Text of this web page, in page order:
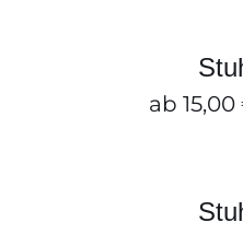
ab 15,00